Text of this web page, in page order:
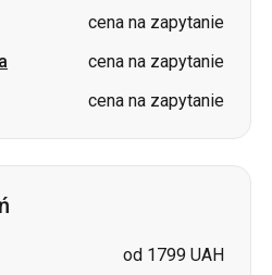
od 1799 UAH
cena na zapytanie